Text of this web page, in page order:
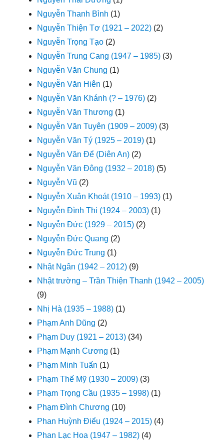
Nguyễn Thanh Bình (1)
Nguyễn Thiện Tơ (1921 – 2022) (2)
Nguyễn Trọng Tạo (2)
Nguyễn Trung Cang (1947 – 1985) (3)
Nguyễn Văn Chung (1)
Nguyễn Văn Hiên (1)
Nguyễn Văn Khánh (? – 1976) (2)
Nguyễn Văn Thương (1)
Nguyễn Văn Tuyên (1909 – 2009) (3)
Nguyễn Văn Tý (1925 – 2019) (1)
Nguyễn Văn Để (Diên An) (2)
Nguyễn Văn Đông (1932 – 2018) (5)
Nguyễn Vũ (2)
Nguyễn Xuân Khoát (1910 – 1993) (1)
Nguyễn Đình Thi (1924 – 2003) (1)
Nguyễn Đức (1929 – 2015) (2)
Nguyễn Đức Quang (2)
Nguyễn Đức Trung (1)
Nhật Ngân (1942 – 2012) (9)
Nhật trường – Trần Thiện Thanh (1942 – 2005)
(9)
Nhị Hà (1935 – 1988) (1)
Phạm Anh Dũng (2)
Phạm Duy (1921 – 2013) (34)
Phạm Mạnh Cương (1)
Phạm Minh Tuấn (1)
Phạm Thế Mỹ (1930 – 2009) (3)
Phạm Trọng Cầu (1935 – 1998) (1)
Phạm Đình Chương (10)
Phan Huỳnh Điểu (1924 – 2015) (4)
Phan Lạc Hoa (1947 – 1982) (4)